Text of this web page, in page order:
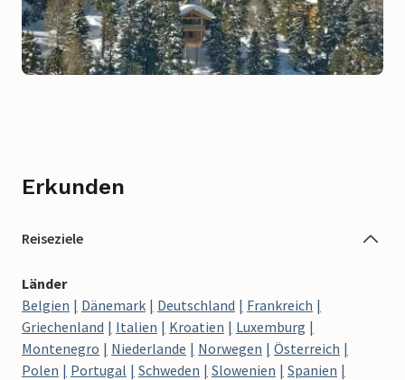
Erkunden
Reiseziele
Länder
Belgien
Dänemark Deutschland
Frankreich
Griechenland
Italien Kroatien
Luxemburg
Montenegro
Niederlande Norwegen
Österreich
Polen
Portugal Schweden Slowenien
Spanien